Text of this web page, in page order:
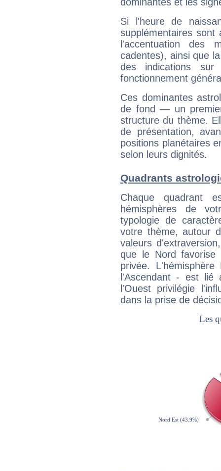
dominantes et les
Si l'heure de
supplémentaires sont
l'accentuation des
cadentes), ainsi que
des indications sur
fonctionnement
Ces dominantes
de fond — un
structure du thème.
de présentation,
positions planétaires
selon leurs dignités.
Quadrants
Chaque quadrant
hémisphères de
typologie de
votre thème, autour
valeurs
que le Nord favorise
privée.
l'Ascendant - est
l'Ouest privilégie
dans la prise de